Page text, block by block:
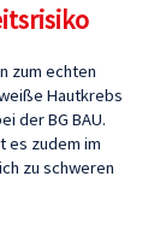
zum echten
Hautkrebs
der BG BAU.
es zudem im
zu schweren